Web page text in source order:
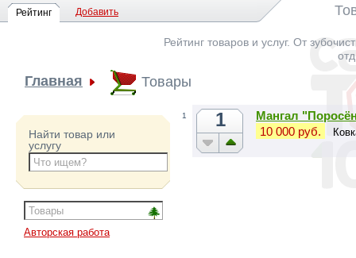
Рейтинг Добавить
Рейтинг товаров и услуг. От
Главная Товары
Найти товар или
услугу
Авторская работа
1 1
Мангал
10 000 руб.